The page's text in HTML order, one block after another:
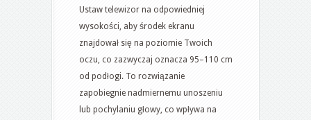
Ustaw telewizor na odpowiedniej
wysokości, aby środek ekranu
znajdował się na poziomie Twoich
oczu, co zazwyczaj oznacza 95–110 cm
od podłogi. To rozwiązanie
zapobiegnie nadmiernemu unoszeniu
lub pochylaniu głowy, co wpływa na